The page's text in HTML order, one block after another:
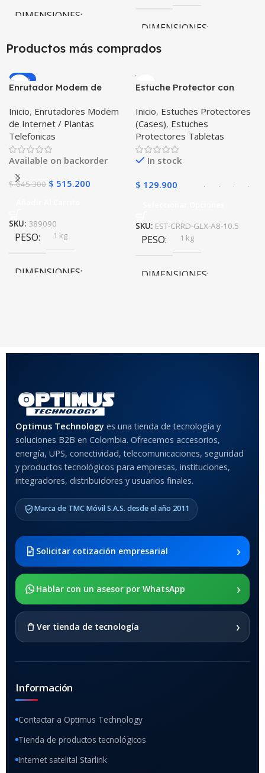
DIMENSIONES
10 × 10 × 10 cm
DIMENSIONES
Productos más comprados
-20%
Enrutador Modem de
Libre Todo Operador 4G
LTE SIMCARD
Inicio, Enrutadores Modem
de Internet / Plantas
Telefonicas
Available on backorder
$645.300 $ 515.200
SKU: 389090
PESO 1 kg
DIMENSIONES
Estuche Protector con
Tablet Samsung Galaxy
Tab A8 10.5 2021 – 2022
SM-x200 SM-x205 Anti
golpes con soporte
Inicio, Estuches Protectores
(Cases), Estuches
Protectores Tabletas
In stock
$ 129.900
SKU: EST-CRRD-GLX-A8-10.5
PESO 1 kg
DIMENSIONES
Anti-Shock
MODELO DE TABLETS
COMPATIBLES
Samsung Galaxy Tab A8 10.5
2021 SM-x200 / Samsung
x205
SOPORTE DE APOYO
Optimus Technology es una tienda de tecnología y
soluciones B2B en Colombia. Ofrecemos accesorios,
energía, UPS, conectividad, telecomunicaciones, seguridad
y productos tecnológicos para empresas, instituciones,
integradores, distribuidores y usuarios finales.
Marca de TMC Móvil S.A.S. desde el año 2011
Solicitar cotización empresarial ›
Hablar con un asesor por WhatsApp ›
Ver tienda de tecnología ›
Información
Contactar a Optimus Technology
Tienda de productos tecnológicos
Internet satelital Starlink